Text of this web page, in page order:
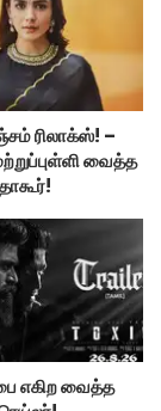
ரிலாக்ஸ்! –
வைத்த
எகிற வைத்த